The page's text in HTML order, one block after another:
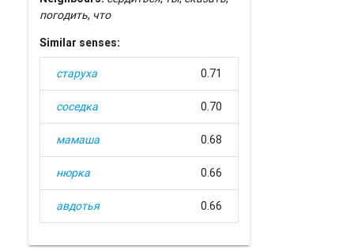
погодить, что
Similar senses:
старуха 0.71
соседка 0.70
мамаша 0.68
нюрка 0.66
авдотья 0.66